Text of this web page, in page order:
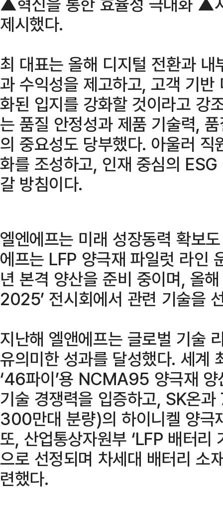
제시했다.
최 대표는 올해 디지털 전환과
과 수익성을 제고하고, 고객 기
화된 입지를 강화할 것이라고 강
는 품질 안정성과 제품 기술력,
의 중요성도 당부했다. 아울러
화를 조성하고, 인재 중심의
갈 방침이다.
엘엔에프는 미래 성장동력 확보
에프는 LFP 양극재 파일럿 라인
년 본격 양산을 준비 중이며, 올
2025’ 전시회에서 관련 기술을
지난해 엘앤에프는 글로벌 기술
유의미한 성과를 달성했다. 세계
‘46파이’용 NCMA95 양극재
기술 경쟁력을 입증하고, SK온
300만대 분량)의 하이니켈 양극
또, 산업통상자원부 ‘LFP 배터리
으로 선정되며 차세대 배터리 소
련했다.